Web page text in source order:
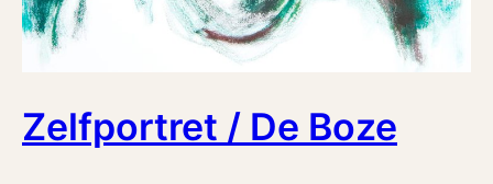
Zelfportret / De Boze